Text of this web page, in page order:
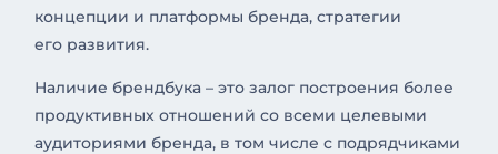
концепции и платформы бренда, стратегии
его развития.
Наличие брендбука – это залог построения более
продуктивных отношений со всеми целевыми
аудиториями бренда, в том числе с подрядчиками